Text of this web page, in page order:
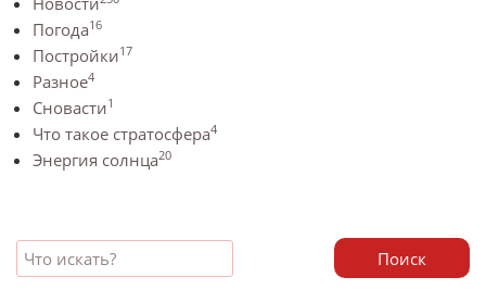
Погода16
Постройки17
Разное4
Сновасти1
Что такое стратосфера4
Энергия солнца20
Поиск